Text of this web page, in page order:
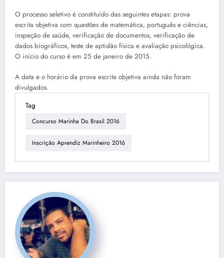
O processo seletivo é constituído das seguintes etapas: prova
escrita objetiva com questões de matemática, português e ciências,
inspeção de saúde, verificação de documentos, verificação de
dados biográficos, teste de aptidão física e avaliação psicológica.
O início do curso é em 25 de janeiro de 2015.
A data e o horário da prova escrita objetiva ainda não foram
divulgados.
Tag
Concurso Marinha Do Brasil 2016
Inscrição Aprendiz Marinheiro 2016